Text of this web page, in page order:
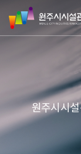
네
원
주
시
리
공
단
원주시시